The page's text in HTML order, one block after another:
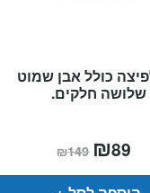
כולל אבן שמוט
שלושה חלקים.
₪149 המחיר
המקורי
היה:
₪149.
₪89